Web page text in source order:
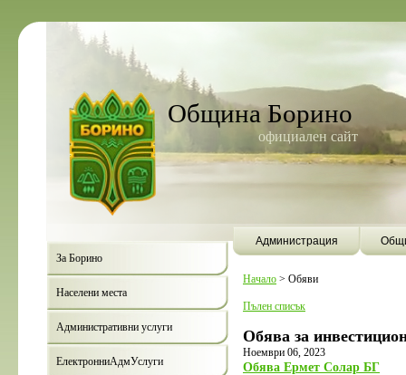
Община Борино
официален сайт
Администрация
За Борино
Населени места
Административни услуги
ЕлектронниАдмУслуги
Начало > Обяви
Пълен списък
Обява за
Ноември 06, 2023
Обява Ермет Солар БГ